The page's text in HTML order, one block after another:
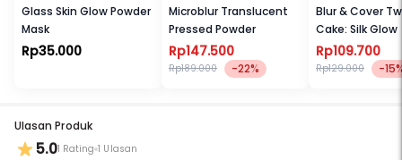
Glass Skin Glow Powder
Mask
Rp35.000
Microblur Translucent
Pressed Powder
Rp147.500
Rp189.000 -22%
Blur & Cover
Cake: Silk Glow
Rp109.700
Rp129.000 -
Ulasan Produk
5.01 Rating 1 Ulasan